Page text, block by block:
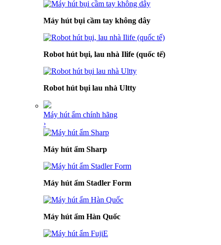
Máy hút bụi cầm tay không dây
Robot hút bụi, lau nhà Ilife (quốc tế)
Robot hút bụi lau nhà Ultty
Máy hút ẩm chính hãng
›
Máy hút ẩm Sharp
Máy hút ẩm Stadler Form
Máy hút ẩm Hàn Quốc